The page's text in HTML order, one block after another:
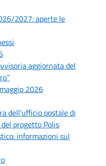
2027: aperte le
aggiornata del
2026
dell’ufficio postale di
progetto Polis
informazioni sul